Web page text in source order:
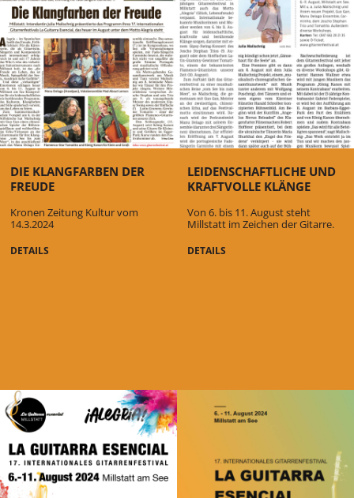
DIE KLANGFARBEN DER
FREUDE
Kronen Zeitung Kultur vom
14.3.2024
DETAILS
LEIDENSCHAFTLICHE UND
KRAFTVOLLE KLÄNGE
Von 6. bis 11. August steht
Millstatt im Zeichen der Gitarre.
DETAILS